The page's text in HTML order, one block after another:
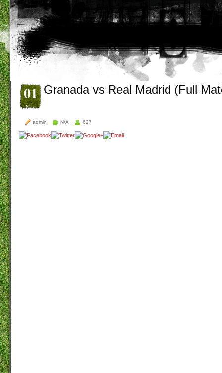
01
Nov
Granada vs Real Madrid (Full
admin N/A 627